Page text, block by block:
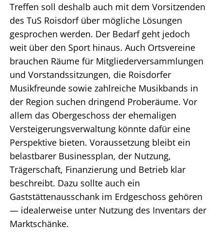
Treffen soll deshalb auch mit dem Vorsitzenden
des TuS Roisdorf über mögliche Lösungen
gesprochen werden. Der Bedarf geht jedoch
weit über den Sport hinaus. Auch Ortsvereine
brauchen Räume für Mitgliederversammlungen
und Vorstandssitzungen, die Roisdorfer
Musikfreunde sowie zahlreiche Musikbands in
der Region suchen dringend Proberäume. Vor
allem das Obergeschoss der ehemaligen
Versteigerungsverwaltung könnte dafür eine
Perspektive bieten. Voraussetzung bleibt ein
belastbarer Businessplan, der Nutzung,
Trägerschaft, Finanzierung und Betrieb klar
beschreibt. Dazu sollte auch ein
Gaststättenausschank im Erdgeschoss gehören
— idealerweise unter Nutzung des Inventars der
Marktschänke.